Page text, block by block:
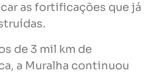
as fortificações que já
de 3 mil km de
a Muralha continuou